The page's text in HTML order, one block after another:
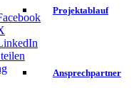
Projektablauf
Ansprechpartner